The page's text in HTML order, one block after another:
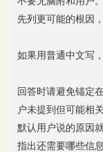
先列更可能的根因
如果用普通中文写
回答时请避免锚定
户未提到但可能相
默认用户说的原因
指出还需要哪些信息